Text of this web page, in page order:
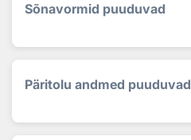
Sõnavormid puuduvad
Päritolu andmed puuduvad